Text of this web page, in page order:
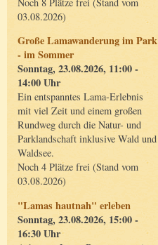
03.08.2026)
Große Lamawanderung im Park
- im Sommer
Sonntag, 23.08.2026, 11:00 -
14:00 Uhr
Ein entspanntes Lama-Erlebnis
mit viel Zeit und einem großen
Rundweg durch die Natur- und
Parklandschaft inklusive Wald und
Waldsee.
Noch 4 Plätze frei (Stand vom
03.08.2026)
"Lamas hautnah" erleben
Sonntag, 23.08.2026, 15:00 -
16:30 Uhr